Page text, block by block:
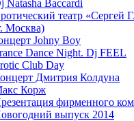
Natasha Baccardi
театр «Сергей
Москва)
Johny Boy
Dance Night. Dj FEEL
Club Day
Дмитрия Колдуна
Корж
фирменного
выпуск 2014